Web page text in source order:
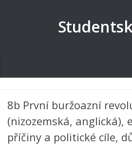
Tematické okruhy
Angličtina
Art
8b První buržoazní
(nizozemská, anglická),
příčiny a politické cíle,